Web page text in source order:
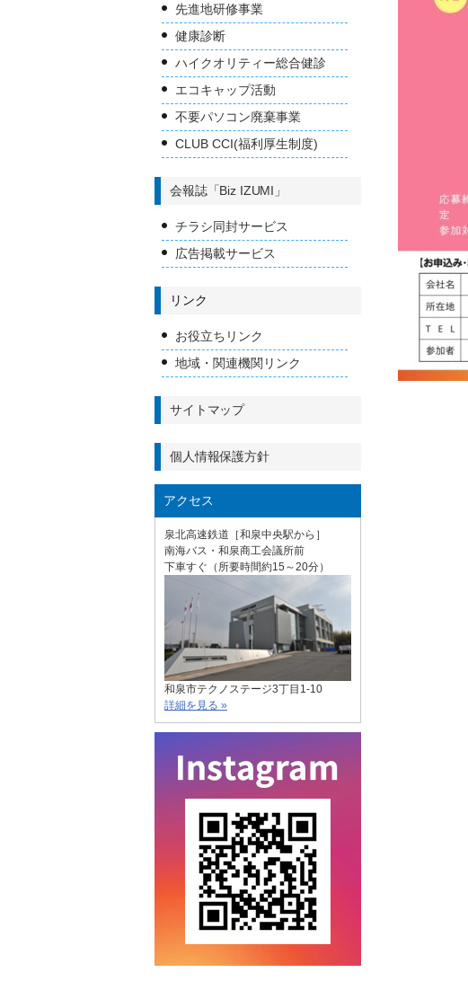
先進地研修事業
健康診断
ハイクオリティー総合健診
エコキャップ活動
不要パソコン廃棄事業
CLUB CCI(福利厚生制度)
会報誌「Biz IZUMI」
チラシ同封サービス
広告掲載サービス
リンク
お役立ちリンク
地域・関連機関リンク
サイトマップ
個人情報保護方針
アクセス
泉北高速鉄道［和泉中央駅から］
南海バス・和泉商工会議所前
下車すぐ（所要時間約15～20分）
和泉市テクノステージ3丁目1-10
詳細を見る »